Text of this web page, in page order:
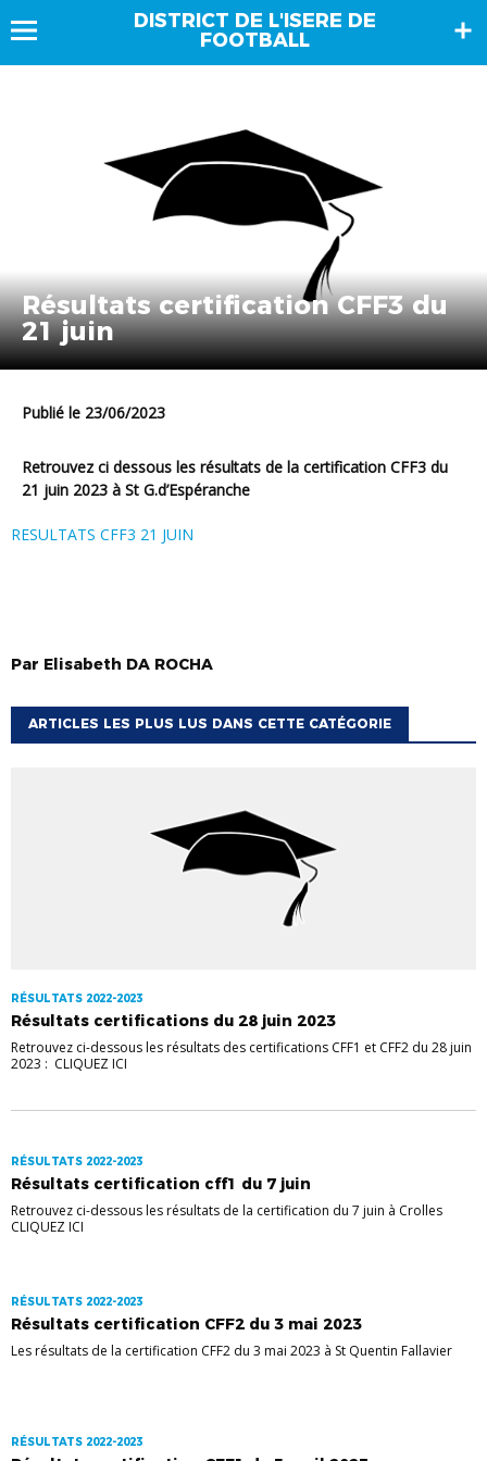
DISTRICT DE L'ISERE DE
FOOTBALL
Résultats certification CFF3 du
21 juin
Publié le 23/06/2023
Retrouvez ci dessous les résultats de la certification CFF3 du
21 juin 2023 à St G.d’Espéranche
RESULTATS CFF3 21 JUIN
Par Elisabeth DA ROCHA
ARTICLES LES PLUS LUS DANS CETTE CATÉGORIE
RÉSULTATS 2022-2023
Résultats certifications du 28 juin 2023
Retrouvez ci-dessous les résultats des certifications CFF1 et CFF2 du 28 juin
2023 : CLIQUEZ ICI
RÉSULTATS 2022-2023
Résultats certification cff1 du 7 juin
Retrouvez ci-dessous les résultats de la certification du 7 juin à Crolles
CLIQUEZ ICI
RÉSULTATS 2022-2023
Résultats certification CFF2 du 3 mai 2023
Les résultats de la certification CFF2 du 3 mai 2023 à St Quentin Fallavier
RÉSULTATS 2022-2023